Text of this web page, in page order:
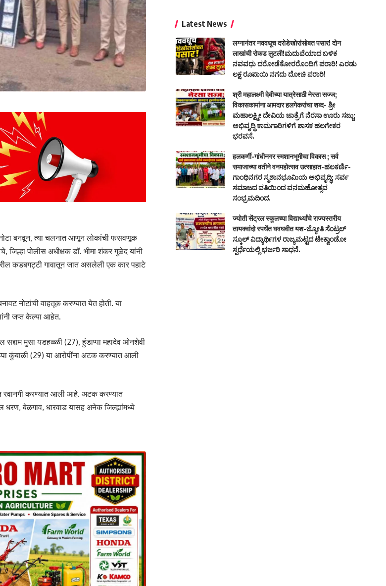
बनवून, त्या चलनात आणून लोकांची फसवणूक
पोलीस अधीक्षक डॉ. भीमा शंकर गुळेद यांनी
कडबगट्टी गावातून जात असलेली एक कार पहाटे
नोटांची वाहतूक करण्यात येत होती. या
जप्त केल्या आहेत.
सद्दाम मुसा यडहळ्ळी (27), हुंडाप्पा महादेव ओनशेवी
कुंबाळी (29) या आरोपींना अटक करण्यात आली
रवानगी करण्यात आली आहे. अटक करण्यात
धरण, बेळगाव, धारवाड यासह अनेक जिल्ह्यांमध्ये
Latest News
लग्नानंतर नववधूच दरोडेखोरांसोबत पसार! दोन
लाखांची रोकड लुटली!ಮದುವೆಯಾದ ಬಳಿಕ
ನವವಧು ದರೋಡೆಕೋರರೊಂದಿಗೆ ಪರಾರಿ! ಎರಡು
ಲಕ್ಷ ರೂಪಾಯಿ ನಗದು ದೋಚಿ ಪರಾರಿ!
श्री महालक्ष्मी देवीच्या यात्रेसाठी नेरसा सज्ज;
विकासकामांना आमदार हलगेकरांचा शब्द- ಶ್ರೀ
ಮಹಾಲಕ್ಷ್ಮೀ ದೇವಿಯ ಜಾತ್ರೆಗೆ ನೆರಸಾ ಊರು ಸಜ್ಜು;
ಅಭಿವೃದ್ಧಿ ಕಾಮಗಾರಿಗಳಿಗೆ ಶಾಸಕ ಹಲಗೇಕರ
ಭರವಸೆ.
हलकर्णी-गांधीनगर स्मशानभूमीचा विकास ; सर्व
समाजाच्या वतीने वनमहोत्सव उत्साहात-ಹಲಕರ್ಣಿ-
ಗಾಂಧಿನಗರ ಸ್ಮಶಾನಭೂಮಿಯ ಅಭಿವೃದ್ಧಿ; ಸರ್ವ
ಸಮಾಜದ ವತಿಯಿಂದ ವನಮಹೋತ್ಸವ
ಸಂಭ್ರಮದಿಂದ.
ज्योती सेंट्रल स्कूलच्या विद्यार्थ्यांचे राज्यस्तरीय
तायक्वांदो स्पर्धेत घवघवीत यश-ಜ್ಯೋತಿ ಸೆಂಟ್ರಲ್
ಸ್ಕೂಲ್ ವಿದ್ಯಾರ್ಥಿಗಳ ರಾಜ್ಯಮಟ್ಟದ ಟೇಕ್ವಾಂಡೋ
ಸ್ಪರ್ಧೆಯಲ್ಲಿ ಭರ್ಜರಿ ಸಾಧನೆ.